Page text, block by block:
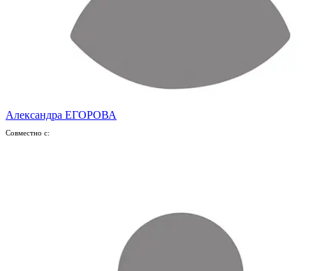
Александра ЕГОРОВА
Совместно с: